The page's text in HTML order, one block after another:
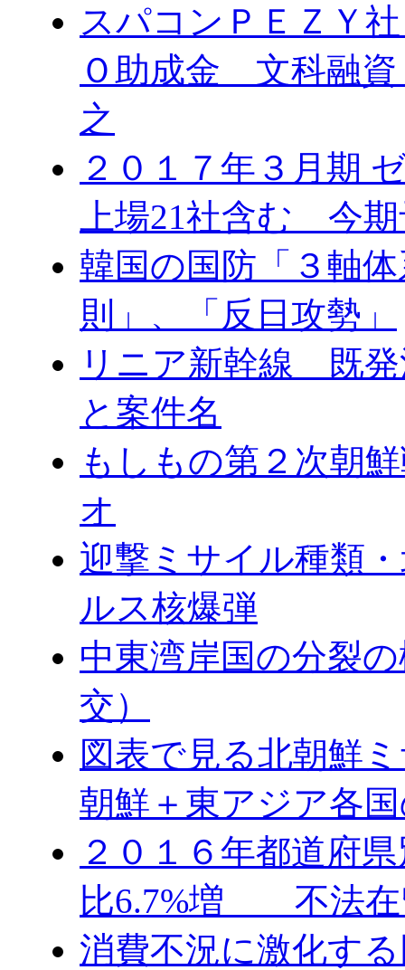
スパコンＰＥＺＹ
Ｏ助成金 文科融
之
２０１７年３月期
上場21社含む 今
韓国の国防「３軸
則」、「反日攻勢」
リニア新幹線 既発
と案件名
もしもの第２次朝
オ
迎撃ミサイル種類
ルス核爆弾
中東湾岸国の分裂
交）
図表で見る北朝鮮
朝鮮＋東アジア各
２０１６年都道府
比6.7%増 不法在
消費不況に激化す